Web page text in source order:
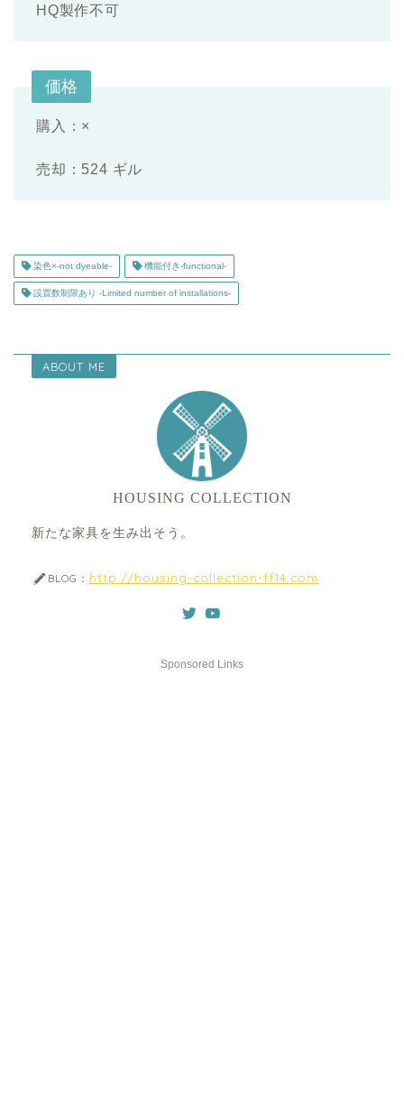
HQ製作不可
価格
購入：×
売却：524 ギル
染色×-not dyeable- 機能付き-functional-
設置数制限あり -Limited number of installations-
ABOUT ME
HOUSING COLLECTION
新たな家具を生み出そう。
BLOG： http://housing-collection-ff14.com
Sponsored Links